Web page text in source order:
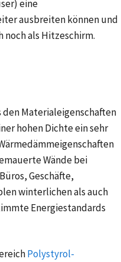
eine
ausbreiten können und
als Hitzeschirm.
den Materialeigenschaften
hohen Dichte ein sehr
Wände bei
Geschäfte,
winterlichen als auch
Energiestandards
Polystyrol-